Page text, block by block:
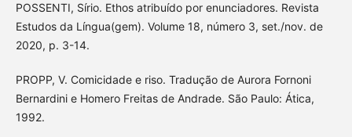
POSSENTI, Sírio. Ethos atribuído por enunciadores. Revista
Estudos da Língua(gem). Volume 18, número 3, set./nov. de
2020, p. 3-14.
PROPP, V. Comicidade e riso. Tradução de Aurora Fornoni
Bernardini e Homero Freitas de Andrade. São Paulo: Ática,
1992.